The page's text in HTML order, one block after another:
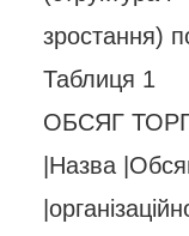
зростання)
Таблиця 1
ОБСЯГ
|Назва